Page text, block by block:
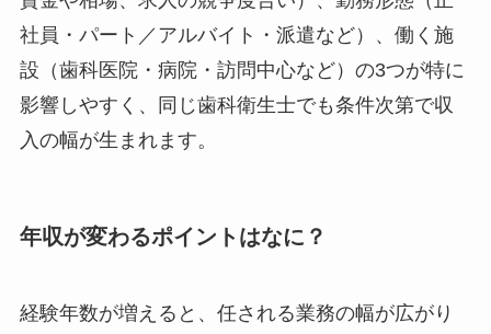
社員・パート／アルバイト・派遣など）、働く施
設（歯科医院・病院・訪問中心など）の3つが特に
影響しやすく、同じ歯科衛生士でも条件次第で収
入の幅が生まれます。
年収が変わるポイントはなに？
経験年数が増えると、任される業務の幅が広がり